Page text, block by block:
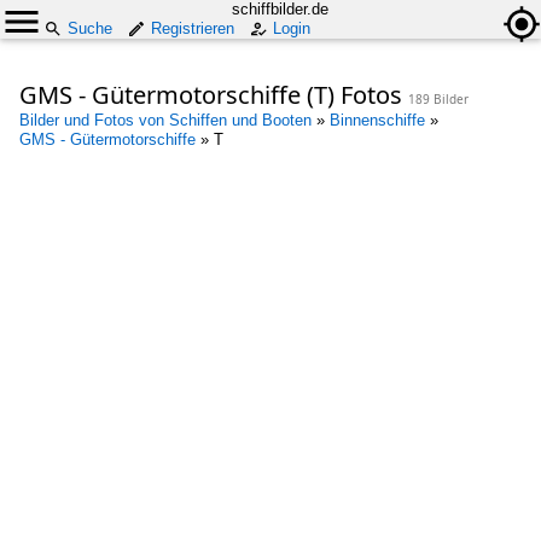
schiffbilder.de
Suche
Registrieren Login
GMS - Gütermotorschiffe (T) Fotos 189 Bilder
Bilder und Fotos von Schiffen und Booten » Binnenschiffe »
GMS - Gütermotorschiffe » T